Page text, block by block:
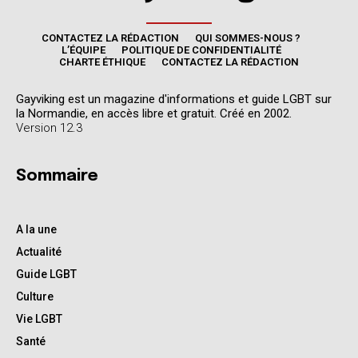
CONTACTEZ LA RÉDACTION
QUI SOMMES-NOUS ?
L’ÉQUIPE
POLITIQUE DE CONFIDENTIALITÉ
CHARTE ÉTHIQUE
CONTACTEZ LA RÉDACTION
Gayviking est un magazine d'informations et guide LGBT sur
la Normandie, en accès libre et gratuit. Créé en 2002.
Version 12.3
Sommaire
A la une
Actualité
Guide LGBT
Culture
Vie LGBT
Santé